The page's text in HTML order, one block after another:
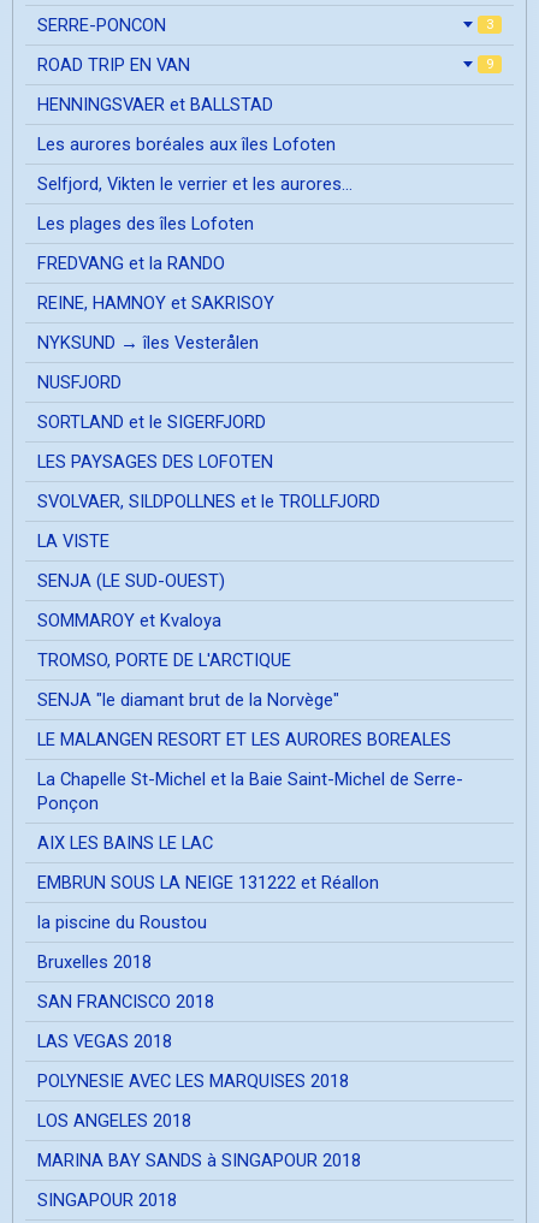
SERRE-PONCON 3
ROAD TRIP EN VAN 9
HENNINGSVAER et BALLSTAD
Les aurores boréales aux îles Lofoten
Selfjord, Vikten le verrier et les aurores...
Les plages des îles Lofoten
FREDVANG et la RANDO
REINE, HAMNOY et SAKRISOY
NYKSUND → îles Vesterålen
NUSFJORD
SORTLAND et le SIGERFJORD
LES PAYSAGES DES LOFOTEN
SVOLVAER, SILDPOLLNES et le TROLLFJORD
LA VISTE
SENJA (LE SUD-OUEST)
SOMMAROY et Kvaloya
TROMSO, PORTE DE L'ARCTIQUE
SENJA "le diamant brut de la Norvège"
LE MALANGEN RESORT ET LES AURORES BOREALES
La Chapelle St-Michel et la Baie Saint-Michel de Serre-
Ponçon
AIX LES BAINS LE LAC
EMBRUN SOUS LA NEIGE 131222 et Réallon
la piscine du Roustou
Bruxelles 2018
SAN FRANCISCO 2018
LAS VEGAS 2018
POLYNESIE AVEC LES MARQUISES 2018
LOS ANGELES 2018
MARINA BAY SANDS à SINGAPOUR 2018
SINGAPOUR 2018